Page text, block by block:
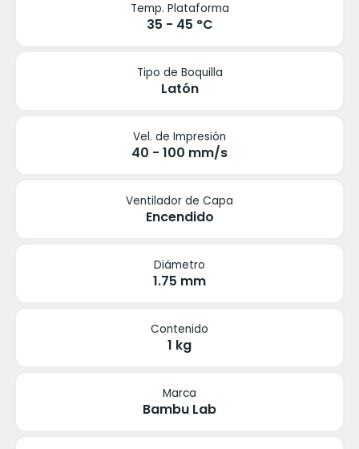
Temp. Plataforma
35 - 45 °C
Tipo de Boquilla
Latón
Vel. de Impresión
40 - 100 mm/s
Ventilador de Capa
Encendido
Diámetro
1.75 mm
Contenido
1 kg
Marca
Bambu Lab